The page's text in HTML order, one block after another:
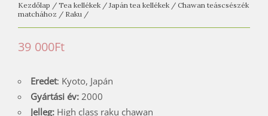
Kezdőlap / Tea kellékek /Japán tea kellékek / Chawan teáscsészék
matchához / Raku /
39 000Ft
Eredet: Kyoto, Japán
Gyártási év: 2000
Jelleg: High class raku chawan